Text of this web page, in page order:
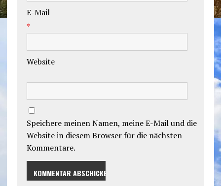
E-Mail
*
Website
Speichere meinen Namen, meine E-Mail und die
Website in diesem Browser für die nächsten
Kommentare.